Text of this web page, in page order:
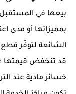
بيعها في
بمميزاتها أو مدى
الشائعة لتوفّر قطع
قد تنخفض قيمتها
خسائر مادية عند